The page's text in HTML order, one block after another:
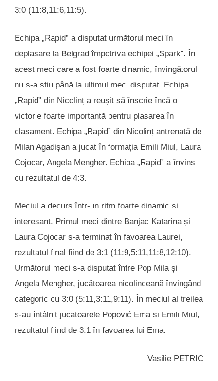
3:0 (11:8,11:6,11:5).
Echipa „Rapid” a disputat următorul meci în
deplasare la Belgrad împotriva echipei „Spark”. În
acest meci care a fost foarte dinamic, învingătorul
nu s-a știu până la ultimul meci disputat. Echipa
„Rapid” din Nicolinț a reușit să înscrie încă o
victorie foarte importantă pentru plasarea în
clasament. Echipa „Rapid” din Nicolinț antrenată de
Milan Agadișan a jucat în formația Emili Miul, Laura
Cojocar, Angela Mengher. Echipa „Rapid” a învins
cu rezultatul de 4:3.
Meciul a decurs într-un ritm foarte dinamic și
interesant. Primul meci dintre Banjac Katarina și
Laura Cojocar s-a terminat în favoarea Laurei,
rezultatul final fiind de 3:1 (11:9,5:11,11:8,12:10).
Următorul meci s-a disputat între Pop Mila și
Angela Mengher, jucătoarea nicolinceană învingând
categoric cu 3:0 (5:11,3:11,9:11). În meciul al treilea
s-au întâlnit jucătoarele Popović Ema și Emili Miul,
rezultatul fiind de 3:1 în favoarea lui Ema.
Vasilie PETRIC